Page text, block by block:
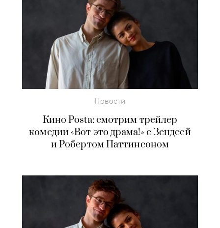
Новости
Кино Posta: смотрим трейлер
комедии «Вот это драма!» с Зендеей
и Робертом Паттинсоном